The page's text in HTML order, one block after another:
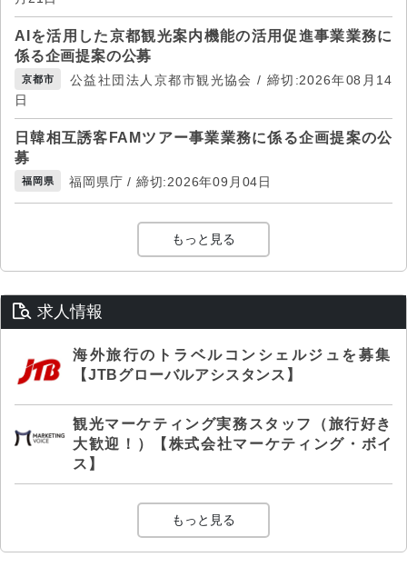
AIを活用した京都観光案内機能の活用促進事業業務に
係る企画提案の公募
京都市
公益社団法人京都市観光協会 / 締切:2026年08月14
日
日韓相互誘客FAMツアー事業業務に係る企画提案の公
募
福岡県 福岡県庁 / 締切:2026年09月04日
もっと見る
求人情報
海外旅行のトラベルコンシェルジュを募集
【JTBグローバルアシスタンス】
観光マーケティング実務スタッフ（旅行好き
大歓迎！）【株式会社マーケティング・ボイ
ス】
もっと見る